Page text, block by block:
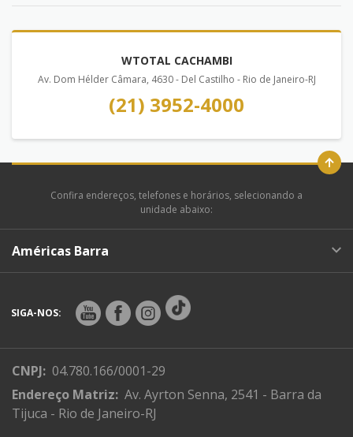
WTOTAL CACHAMBI
Av. Dom Hélder Câmara, 4630 - Del Castilho - Rio de Janeiro-RJ
(21) 3952-4000
Confira endereços, telefones e horários, selecionando a
unidade abaixo:
Américas Barra
SIGA-NOS:
CNPJ: 04.780.166/0001-29
Endereço Matriz: Av. Ayrton Senna, 2541 - Barra da
Tijuca - Rio de Janeiro-RJ